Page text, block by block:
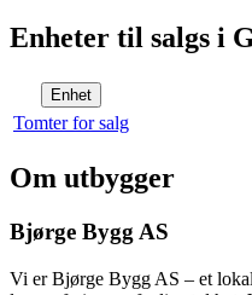
Enheter til salgs i
Enhet
Tomter for salg
Om utbygger
Bjørge Bygg AS
Vi er Bjørge Bygg AS – et